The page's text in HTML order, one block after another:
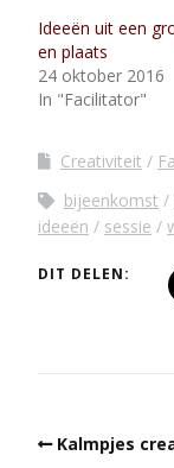
Ideeën uit een
en plaats
24 oktober 2016
In "Facilitator"
Creativiteit
bijeenkomst
ideeën
sessie
DIT DELEN:
Kalmpjes